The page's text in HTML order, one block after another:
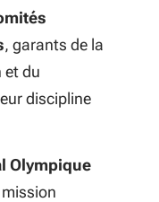
, garants de la
et du
discipline
Olympique